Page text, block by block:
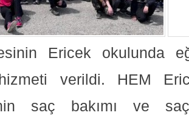
Ericek okulunda
verildi. HEM
saç bakımı ve